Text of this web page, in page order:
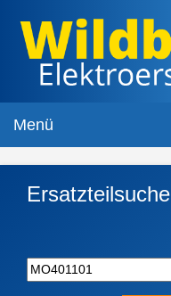
Menü
Ersatzteilsuche